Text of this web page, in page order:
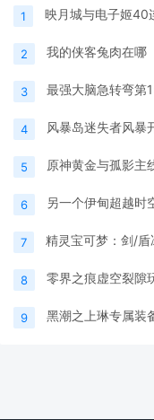
1 映月城与电子姬40
2 我的侠客兔肉在哪
3 最强大脑急转弯第
4 风暴岛迷失者风暴
5 原神黄金与孤影主
6 另一个伊甸超越时
7 精灵宝可梦：剑/
8 零界之痕虚空裂隙
9 黑潮之上琳专属装